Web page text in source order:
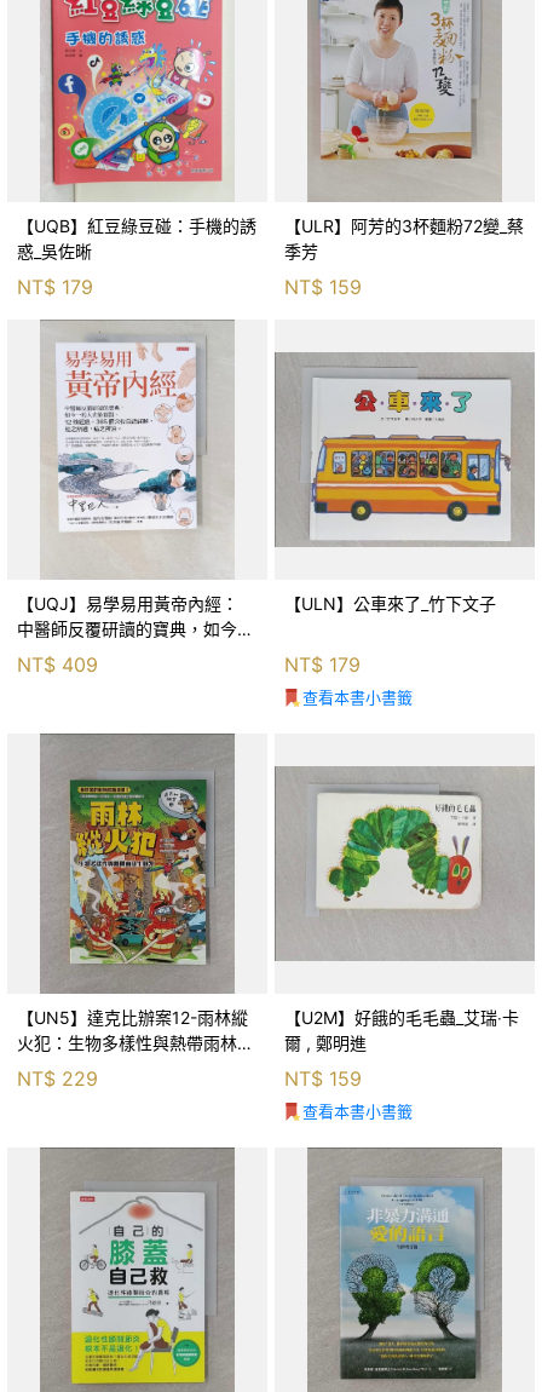
【UQB】紅豆綠豆碰：手機的誘
惑_吳佐晰
NT$ 179
【ULR】阿芳的3杯麵粉72變_蔡
季芳
NT$ 159
【UQJ】易學易用黃帝內經：
中醫師反覆研讀的寶典，如今一
般人也能實踐。12條經絡、365
個穴位白話詳解，經之所過，病
NT$ 409
【ULN】公車來了_竹下文子
NT$ 179
查看本書小書籤
【UN5】達克比辦案12-雨林縱
火犯：生物多樣性與熱帶雨林生
態系_柯智元
NT$ 229
【U2M】好餓的毛毛蟲_艾瑞‧卡
爾 , 鄭明進
NT$ 159
查看本書小書籤